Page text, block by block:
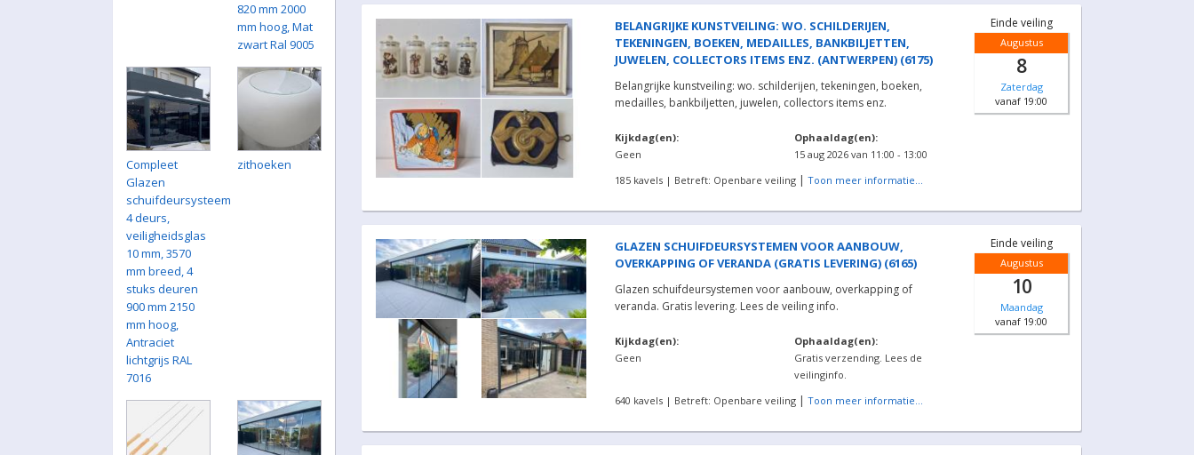
820 mm 2000
mm hoog, Mat
zwart Ral 9005
Compleet
Glazen
schuifdeursysteem
4 deurs,
veiligheidsglas
10 mm, 3570
mm breed, 4
stuks deuren
900 mm 2150
mm hoog,
Antraciet
lichtgrijs RAL
7016
zithoeken
BELANGRIJKE KUNSTVEILING: WO. SCHILDERIJEN,
TEKENINGEN, BOEKEN, MEDAILLES, BANKBILJETTEN,
JUWELEN, COLLECTORS ITEMS ENZ. (ANTWERPEN) (6175)
Belangrijke kunstveiling: wo. schilderijen, tekeningen, boeken,
medailles, bankbiljetten, juwelen, collectors items enz.
Kijkdag(en):
Geen
Ophaaldag(en):
15 aug 2026 van 11:00 - 13:00
185 kavels | Betreft: Openbare veiling| Toon meer informatie...
Einde veiling
Zaterdag
vanaf 19:00
Augustus
8
GLAZEN SCHUIFDEURSYSTEMEN VOOR AANBOUW,
OVERKAPPING OF VERANDA (GRATIS LEVERING) (6165)
Glazen schuifdeursystemen voor aanbouw, overkapping of
veranda. Gratis levering. Lees de veiling info.
Kijkdag(en):
Geen
Ophaaldag(en):
Gratis verzending. Lees de
veilinginfo.
640 kavels | Betreft: Openbare veiling| Toon meer informatie...
Einde veiling
Maandag
vanaf 19:00
Augustus
10